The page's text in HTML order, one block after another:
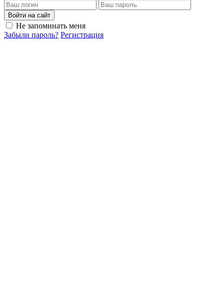
Войти на сайт
Не запоминать меня
Забыли пароль? Регистрация